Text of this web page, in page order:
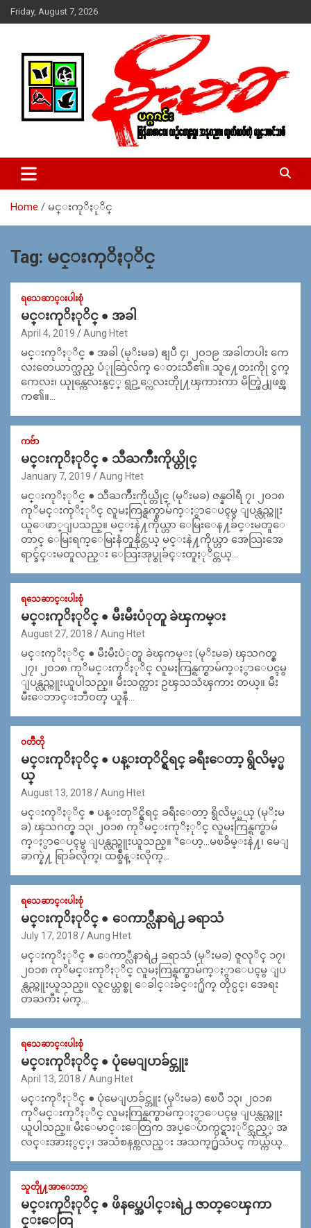
Skip
to
Friday, August 7, 2026
MoeMaKa Burmese News &
Media
ယ္ေရး – အမွတ္ ၂၅၄၊ ပထပ္၊ လမ္း ၄၀၊ ေက်ာက္တံတား၊ ရန္ကုန္။
(ဖုုံး – ၀၉ ၂၅၂ ၂၄၉ ၀၉၄ ၊ ၀၉ ၄၂၁ ၇၄၃ ၇၅၃ ၊ ၀၉ ၅၀၄ ၁၀ ၅၈) ျ
ဇာေစ်းသစ္ ။ ၀၉ ၇၈၆၈၃၇ ၃၀၅ / ၀၉ ၉၆၃၆၉၉၈၃၄
Home မင္းကုိႏုိင္
Tag: မင္းကုိႏုိင္
ရသေဆာင္းပါးစုံ
မင္းကုိႏုိင္ ● အခါ
April 4, 2019 Aung Htet
မင္းကုိႏုိင္ ● အခါ (မုိးမခ) ဧျပီ ၄၊ ၂၀၁၉ အခါတပါး ကေ
လးတေယာက္သည္ ပံုုဆြဲလ်က္ ေတးသီ၏။ သူ႔ေတးကိုု ငွက္
ကေလး၊ ယုုန္ကေလးနွင့္ ရွဥ့္ကေလးတိုု႔ၾကားကာ မိတ္ဖြဲ႕ျဖစ္ၾ
က၏။…
ကဗ်ာ
မင္းကုိႏုိင္ ● သီႀကိဳးကိုယ္တိုင္
January 7, 2019 Aung Htet
မင္းကုိႏုိင္ ● သီႀကိဳးကိုယ္တိုင္ (မုိးမခ) ဇန္နဝါရီ ၇၊ ၂၀၁၈
ကုိမင္းကုိႏုိင္ လူမႈကြန္ရက္စာမ်က္ႏွာေပၚမွ ျပန္လည္ကူး
ယူေဖာ္ျပသည္။ မင္းနဲ႔ကိုယ္ဟာ ေမြးေန႔ခ်င္းမတူေ
တာင္ ေမြးရက္ေမြးနံတူနိုင္တယ္ မင္းနဲ႔ကိုယ္ဟာ အေသြးအေ
ရာင္ခ်င္းမတူလည္း ေသြးအုပ္စုခ်င္းတူႏုိင္တယ္…
ရသေဆာင္းပါးစုံ
မင္းကုိႏုိင္ ● မီးမီးပံုတူ ခဲၾကမ္း
August 27, 2018 Aung Htet
မင္းကုိႏုိင္ ● မီးမီးပံုတူ ခဲၾကမ္း (မုိးမခ) ၾသဂတ္စ္
၂၇၊ ၂၀၁၈ ကုိမင္းကုိႏုိင္ လူမႈကြန္ရက္စာမ်က္ႏွာေပၚမွ
ျပန္လည္ကူးယူပါသည္။ မီးသတ္ကား ဥၾသသံၾကား တယ္။ မီး
မီးေဘာင္းဘီ၀တ္ ယူနီ…
၀တၳဳတို
မင္းကုိႏုိင္ ● ပန္းတုိင္ရွိရင္ ခရီးေတာ့ ရွိလိမ့္မ
ယ္
August 13, 2018 Aung Htet
မင္းကုိႏုိင္ ● ပန္းတုိင္ရွိရင္ ခရီးေတာ့ ရွိလိမ့္မယ္ (မုိးမ
ခ) ၾသဂတ္စ္ ၁၃၊ ၂၀၁၈ ကုိမင္းကုိႏုိင္ လူမႈကြန္ရက္စာမ်
က္ႏွာေပၚမွ ျပန္လည္ကူးယူသည္။ ‘‘ေဟ့…မၿခိမ္းနဲ႔၊ မေျ
ခာက္နဲ႔ ရြာခ်လိုက္၊ ထစ္ခ်ဳန္းလိုက္…
ရသေဆာင္းပါးစုံ
မင္းကုိႏုိင္ ● ေကာ္လီနာရဲ႕ ခရာသံ
July 17, 2018 Aung Htet
မင္းကုိႏုိင္ ● ေကာ္လီနာရဲ႕ ခရာသံ (မုိးမခ) ဇူလုိင္ ၁၇၊
၂၀၁၈ ကုိမင္းကုိႏုိင္ လူမႈကြန္ရက္စာမ်က္ႏွာေပၚမွ ျပ
န္လည္ကူးယူသည္။ လူငယ္တစ္စု ေခါင္းခ်င္း႐ိုက္ တိုင္ပင္၊ အေရး
တႀကီး မ်က္…
ရသေဆာင္းပါးစုံ
မင္းကုိႏုိင္ ● ပုံမေျပာခ်င္ဘူး
April 13, 2018 Aung Htet
မင္းကုိႏုိင္ ● ပုံမေျပာခ်င္ဘူး (မုိးမခ) ဧၿပီ ၁၃၊ ၂၀၁၈
ကုိမင္းကုိႏုိင္ လူမႈကြန္ရက္စာမ်က္ႏွာေပၚမွ ျပန္လည္ကူး
ယူပါသည္။ မီးေမာင္းေတြက အပ္ေပ်ာက္ပင္ရွာႏုိင္သည့္ အ
လင္းအားႏွင့္၊ အသံစနစ္ကလည္း အသက္႐ွဴသံပင္ က်ယ္က်ယ္…
သူတိုု႔အာေဘာ္
မင္းကုိႏုိင္ ● ဖိနပ္အေပါင္းရဲ႕ ဇာတ္ေၾကာ
င္းေတြ